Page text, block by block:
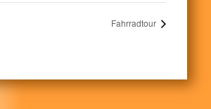
Fahrradtour